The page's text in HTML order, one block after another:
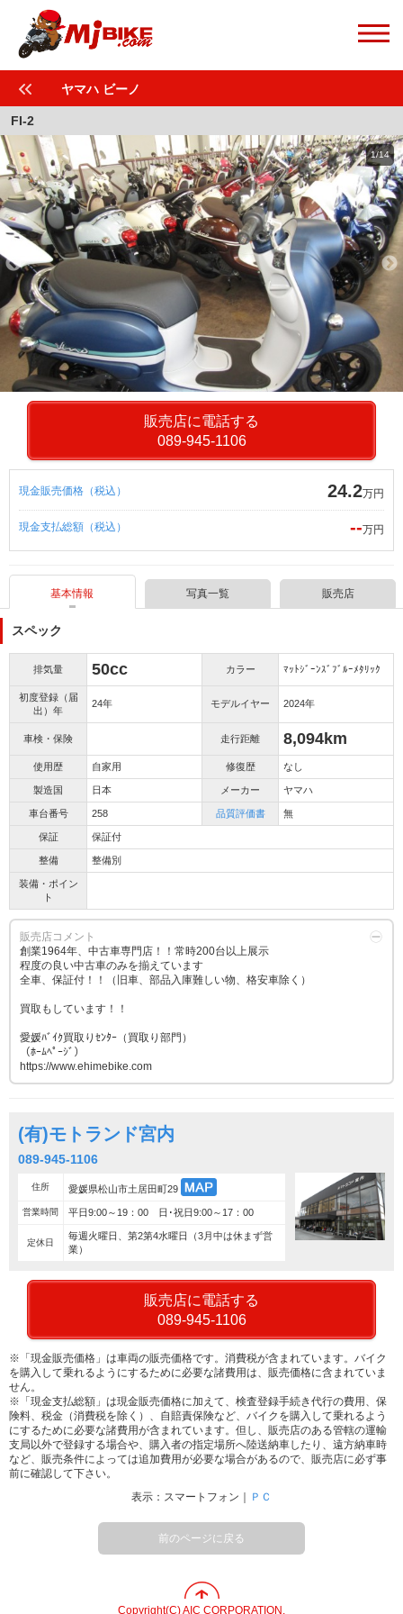
ヤマハ ビーノ
FI-2
1/14
販売店に電話する
089-945-1106
現金販売価格（税込） 24.2万円
現金支払総額（税込） --万円
基本情報 写真一覧 販売店
スペック
排気量 50cc カラー ﾏｯﾄｼﾞｰﾝｽﾞﾌﾞﾙｰﾒﾀﾘｯｸ
初度登録（届
出）年
24年 モデルイヤー 2024年
車検・保険 走行距離 8,094km
使用歴 自家用 修復歴 なし
製造国 日本 メーカー ヤマハ
車台番号 258 品質評価書 無
保証 保証付
整備 整備別
装備・ポイン
ト
販売店コメント
創業1964年、中古車専門店！！常時200台以上展示
程度の良い中古車のみを揃えています
全車、保証付！！（旧車、部品入庫難しい物、格安車除く）
買取もしています！！
愛媛ﾊﾞｲｸ買取りｾﾝﾀｰ（買取り部門）
（ﾎｰﾑﾍﾟｰｼﾞ）
https://www.ehimebike.com
(有)モトランド宮内
089-945-1106
住所 愛媛県松山市土居田町29
営業時間 平日9:00～19：00 日･祝日9:00～17：00
定休日
毎週火曜日、第2第4水曜日（3月中は休まず営
業）
販売店に電話する
089-945-1106
※「現金販売価格」は車両の販売価格です。消費税が含まれています。バイク
を購入して乗れるようにするために必要な諸費用は、販売価格に含まれていま
せん。
※「現金支払総額」は現金販売価格に加えて、検査登録手続き代行の費用、保
険料、税金（消費税を除く）、自賠責保険など、バイクを購入して乗れるよう
にするために必要な諸費用が含まれています。但し、販売店のある管轄の運輸
支局以外で登録する場合や、購入者の指定場所へ陸送納車したり、遠方納車時
など、販売条件によっては追加費用が必要な場合があるので、販売店に必ず事
前に確認して下さい。
表示：スマートフォン｜
ＰＣ
前のページに戻る
Copyright(C) AIC CORPORATION.